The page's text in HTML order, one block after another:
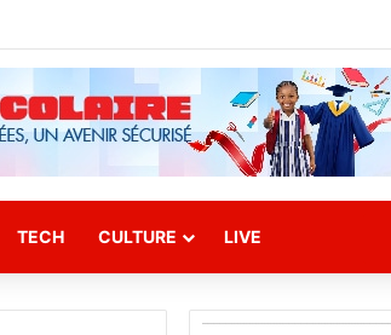
TECH CULTURE LIVE